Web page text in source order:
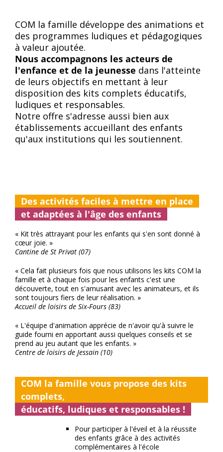
COM la famille développe des animations et
des programmes ludiques et pédagogiques
à valeur ajoutée.
Nous accompagnons les acteurs de
l'enfance et de la jeunesse dans l'atteinte
de leurs objectifs en mettant à leur
disposition des kits complets éducatifs,
ludiques et responsables.
Notre offre s'adresse aussi bien aux
établissements accueillant des enfants
qu'aux institutions qui les soutiennent.
Des activités faciles à mettre en place
et adaptées à l'âge des enfants
« Kit très attrayant pour les enfants qui s'en sont donné à
cœur joie. »
Cantine de St Privat (07)
« Cela fait plusieurs fois que nous utilisons les kits COM la
famille et à chaque fois pour les enfants c'est une
découverte, tout en s'amusant avec les animateurs, et ils
sont toujours fiers de leur réalisation. »
Accueil de loisirs de Six-Fours (83)
« L'équipe d'animation apprécie de n'avoir qu'à suivre le
guide fourni en apportant aussi quelques conseils et se
prend au jeu autant que les enfants. »
Centre de loisirs de Jessain (10)
COM la famille vous propose des kits
complets,
éducatifs, ludiques et responsables !
Pour participer à l'éveil et à la réussite
des enfants grâce à des activités
complémentaires à l'école